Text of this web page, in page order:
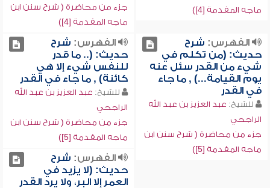
ماجه المقدمة [4])
جزء من محاضرة ( شرح سنن ابن
ماجه المقدمة [4])
الفهرس: شرح
حديث: (من تكلم في
شيء من القدر سئل عنه
يوم القيامة...) , ما جاء
في القدر
للشيخ: عبد العزيز بن عبد الله
الراجحي
جزء من محاضرة ( شرح سنن ابن
ماجه المقدمة [5])
الفهرس: شرح
حديث: (.. ما قدر
للنفس شيء إلا هي
كائنة) , ما جاء في القدر
للشيخ: عبد العزيز بن عبد الله
الراجحي
جزء من محاضرة ( شرح سنن ابن
ماجه المقدمة [5])
الفهرس: شرح
حديث: (لا يزيد في
العمر إلا البر، ولا يرد القدر